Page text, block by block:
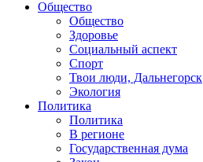
Общество
Общество
Здоровье
Социальный аспект
Спорт
Твои люди, Дальнегорск
Экология
Политика
Политика
В регионе
Государственная дума